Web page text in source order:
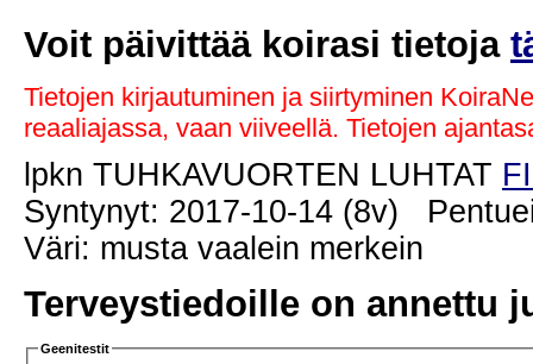
Voit päivittää koirasi tietoja
Tietojen kirjautuminen ja siirtyminen
reaaliajassa, vaan viiveellä. Tietojen
lpkn TUHKAVUORTEN LUHTAT
Syntynyt: 2017-10-14 (8v)
Väri: musta vaalein merkein
Terveystiedoille on annettu
Geenitestit